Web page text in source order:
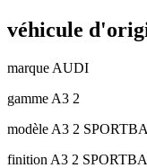
véhicule
marque AUDI
gamme A3 2
modèle A3 2
finition A3 2